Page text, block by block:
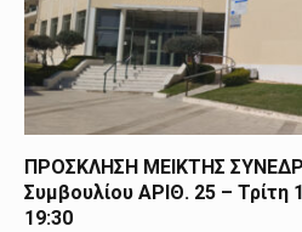
ΠΡΟΣΚΛΗΣΗ ΜΕΙΚΤΗΣ
Συμβουλίου ΑΡΙΘ. 25 – Τρίτη
19:30